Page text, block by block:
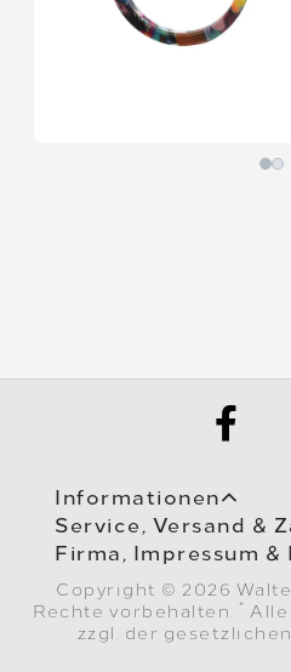
Informationen
Service, Versand &
Firma, Impressum &
Copyright © 2026
Rechte vorbehalten.
*
zzgl. der